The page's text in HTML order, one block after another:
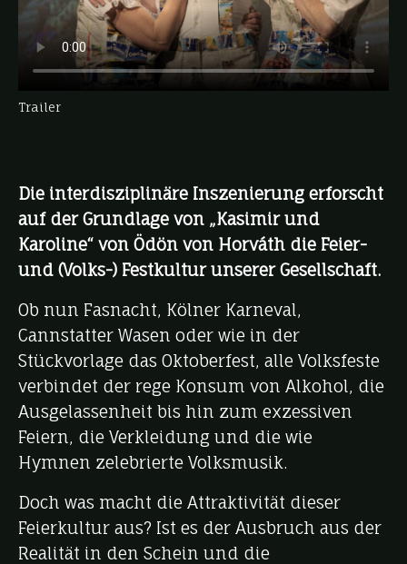
Trailer
Die interdisziplinäre Inszenierung erforscht
auf der Grundlage von „Kasimir und
Karoline“ von Ödön von Horváth die Feier-
und (Volks-) Festkultur unserer Gesellschaft.
Ob nun Fasnacht, Kölner Karneval,
Cannstatter Wasen oder wie in der
Stückvorlage das Oktoberfest, alle Volksfeste
verbindet der rege Konsum von Alkohol, die
Ausgelassenheit bis hin zum exzessiven
Feiern, die Verkleidung und die wie
Hymnen zelebrierte Volksmusik.
Doch was macht die Attraktivität dieser
Feierkultur aus? Ist es der Ausbruch aus der
Realität in den Schein und die